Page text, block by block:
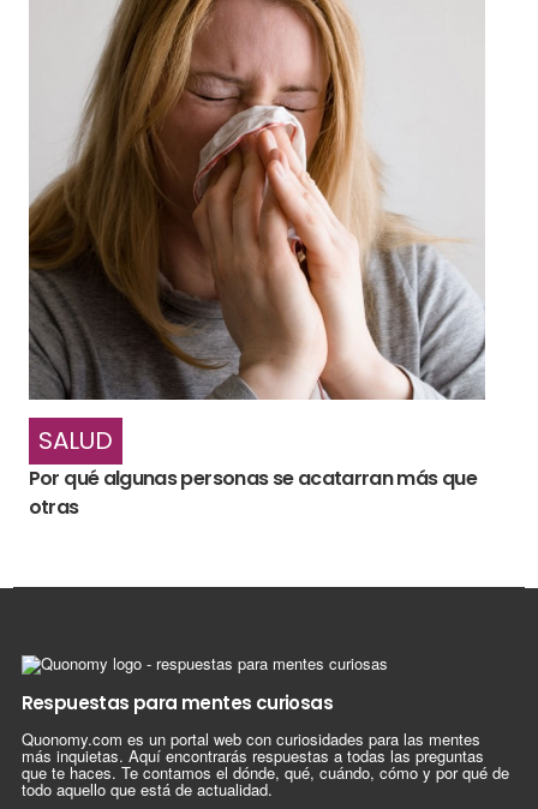
SALUD
Por qué algunas personas se acatarran más que
otras
Respuestas para mentes curiosas
Quonomy.com es un portal web con curiosidades para las mentes
más inquietas. Aquí encontrarás respuestas a todas las preguntas
que te haces. Te contamos el dónde, qué, cuándo, cómo y por qué de
todo aquello que está de actualidad.